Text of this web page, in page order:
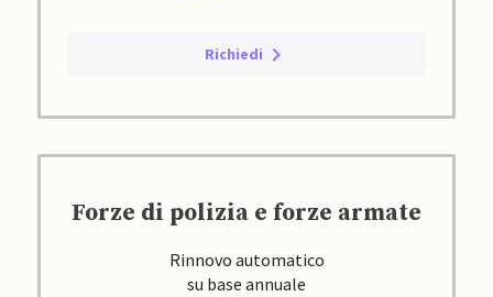
Richiedi
Forze di polizia e forze armate
Rinnovo automatico
su base annuale